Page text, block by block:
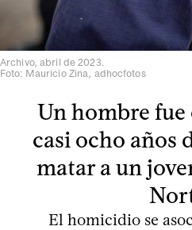
Archivo, abril de 2023.
Foto: Mauricio Zina, adhocfotos
Un hombre
casi ocho años
matar a un
El homicidio se